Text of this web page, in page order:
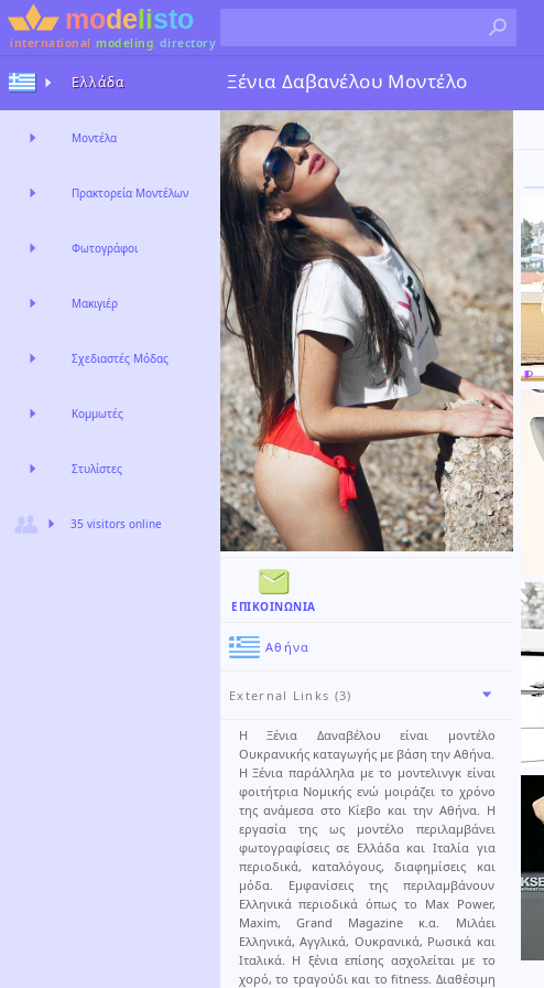
international modeling directory
Ξένια Δαβανέλου Μοντέλο
ΕΠΙΚΟΙΝΩΝΊΑ
Αθήνα
External Links (3)
Η Ξένια Δαναβέλου είναι μοντέλο
Ουκρανικής καταγωγής με βάση την Αθήνα.
Η Ξένια παράλληλα με το μοντελινγκ είναι
φοιτήτρια Νομικής ενώ μοιράζει το χρόνο
της ανάμεσα στο Κίεβο και την Αθήνα. Η
εργασία της ως μοντέλο περιλαμβάνει
φωτογραφίσεις σε Ελλάδα και Ιταλία για
περιοδικά, καταλόγους, διαφημίσεις και
μόδα. Εμφανίσεις της περιλαμβάνουν
Ελληνικά περιοδικά όπως το Max Power,
Maxim, Grand Magazine κ.α. Μιλάει
Ελληνικά, Αγγλικά, Ουκρανικά, Ρωσικά και
Ιταλικά. Η ξένια επίσης ασχολείται με το
χορό, το τραγούδι και το fitness. Διαθέσιμη
Ελλάδα
Μοντέλα
Πρακτορεία Μοντέλων
Φωτογράφοι
Μακιγιέρ
Σχεδιαστές Μόδας
Κομμωτές
Στυλίστες
35 visitors online